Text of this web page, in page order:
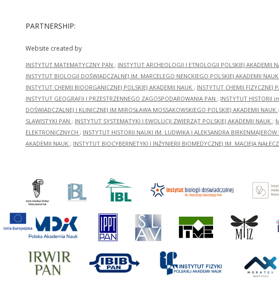
PARTNERSHIP:
Website created by
INSTYTUT MATEMATYCZNY PAN ; INSTYTUT ARCHEOLOGII I ETNOLOGII POLSKIEJ AKADEMII
INSTYTUT BIOLOGII DOŚWIADCZALNEJ IM. MARCELEGO NENCKIEGO POLSKIEJ AKADEMII NAUK
INSTYTUT CHEMII BIOORGANICZNEJ POLSKIEJ AKADEMII NAUK ; INSTYTUT CHEMII FIZYCZNEJ
INSTYTUT GEOGRAFII I PRZESTRZENNEGO ZAGOSPODAROWANIA PAN ; INSTYTUT HISTORII
DOŚWIADCZALNEJ I KLINICZNEJ IM.MIROSŁAWA MOSSAKOWSKIEGO POLSKIEJ AKADEMII NAUK ;
SLAWISTYKI PAN ; INSTYTUT SYSTEMATYKI I EWOLUCJI ZWIERZĄT POLSKIEJ AKADEMII NAUK ;
ELEKTRONICZNYCH ; INSTYTUT HISTORII NAUKI IM. LUDWIKA I ALEKSANDRA
AKADEMII NAUK ; INSTYTUT BIOCYBERNETYKI I INŻYNIERII BIOMEDYCZNEJ IM. MACIEJA